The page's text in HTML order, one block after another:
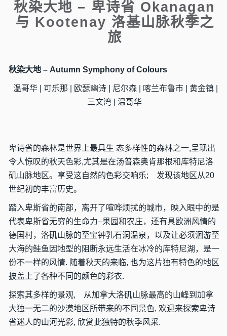
秋染大地 – 卑诗省 Okanagan
与 Kootenay 洛基山脉秋季之
旅
秋染大地 – Autumn Symphony of Colours
温哥华 | 可乐那 | 欧瑟幽诗 | 尼尔森 | 喀兰布鲁市 | 黄金镇 |
三文湾 | 温哥华
卑诗省的森林是世界上最具生 态多样性的森林之一,呈现出
令人惊叹的秋天色彩,尤其是在汤普森奥肯那根和库特尼洛
矶山脉地区。享受这自然的色彩交响乐; 发现该地区从20
世纪初的丰富历史。
踏入卑斯省的南部，离开了喧哗烦扰的城市，映入眼中的是
代表卑斯省无穷的生命力–果园和农庄，还有具欧洲风情的
德国村，洛矶山脉的至宝钟乳石洞温泉，以及让必须洄游至
大海的鲑鱼因地型的阻断永远生活在冰冷的库特尼湖，是一
份不一样的风情. 随着秋天的来临, 也为这片独有特色的地区
披盖上了各种不同的颜色的彩衣.
探索其多样的景观, 从加拿大洛矶山脉最高的山峰到加拿
大独一无二的沙漠地区所带来的不同景色, 欢迎来探索卑诗
省迷人的山河光彩, 欣赏此独特的秋季风采.